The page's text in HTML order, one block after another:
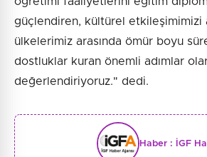
güçlendiren, kültürel etkileşimimizi
ülkelerimiz arasında ömür boyu
dostluklar kuran önemli adımlar
değerlendiriyoruz." dedi.
Haber : İGF